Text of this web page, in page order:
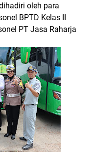
oleh para
BPTD Kelas II
PT Jasa Raharja